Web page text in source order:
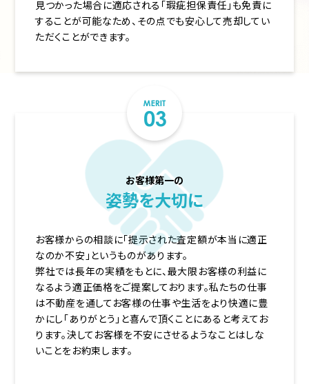
見つかった場合に適応される「瑕疵担保責任」も免責に
することが可能なため、その点でも安心して売却してい
ただくことができます。
お客様第一の
姿勢を大切に
お客様からの相談に「提示された査定額が本当に適正
なのか不安」というものがあります。
弊社では長年の実績をもとに、最大限お客様の利益に
なるよう適正価格をご提案しております。私たちの仕事
は不動産を通してお客様の仕事や生活をより快適に豊
かにし「ありがとう」と喜んで頂くことにあると考えてお
ります。決してお客様を不安にさせるようなことはしな
いことをお約束します。